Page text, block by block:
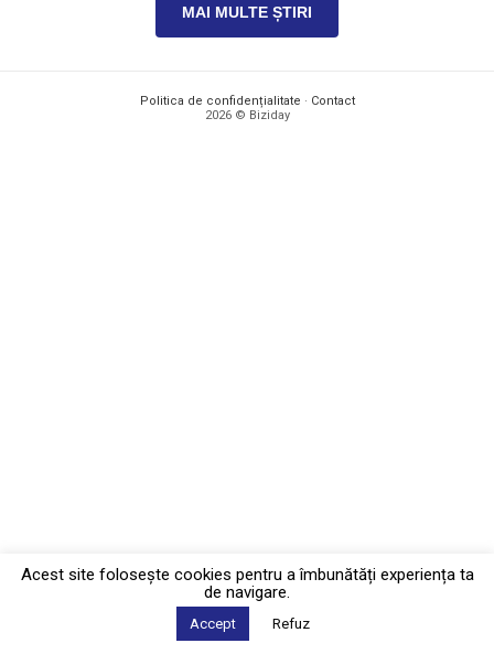
MAI MULTE ȘTIRI
Politica de confidențialitate · Contact
2026 © Biziday
Acest site foloseşte cookies pentru a îmbunătăți experiența ta
de navigare.
Accept Refuz